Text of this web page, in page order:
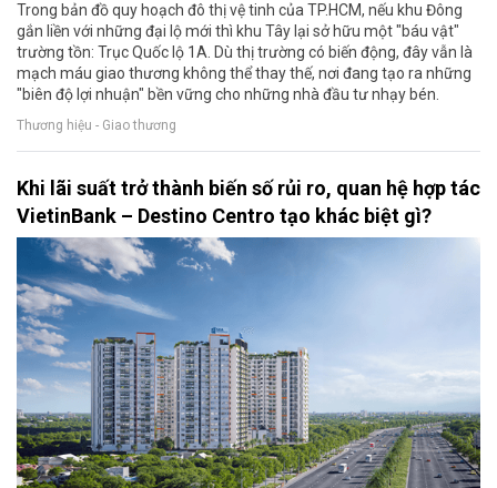
Trong bản đồ quy hoạch đô thị vệ tinh của TP.HCM, nếu khu Đông
gắn liền với những đại lộ mới thì khu Tây lại sở hữu một "báu vật"
trường tồn: Trục Quốc lộ 1A. Dù thị trường có biến động, đây vẫn là
mạch máu giao thương không thể thay thế, nơi đang tạo ra những
"biên độ lợi nhuận" bền vững cho những nhà đầu tư nhạy bén.
Thương hiệu - Giao thương
Khi lãi suất trở thành biến số rủi ro, quan hệ hợp tác
VietinBank – Destino Centro tạo khác biệt gì?